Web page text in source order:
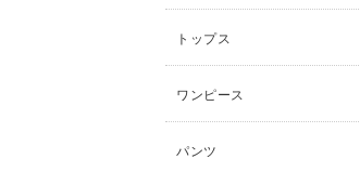
トップス
ワンピース
パンツ